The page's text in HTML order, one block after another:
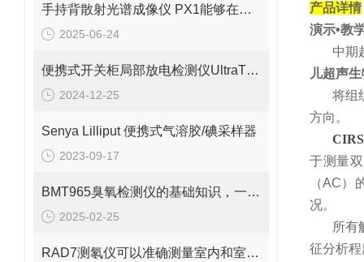
手持背散射光谱成像仪 PX1能够在短时间内生成被检测物体的图像
2025-06-24
便携式开关柜局部放电检测仪UltraTEV Plus+
2024-12-25
Senya Lilliput 便携式气溶胶/碘采样器
2023-09-17
BMT965臭氧检测仪的基础知识，一篇搞定
2025-02-25
RAD7测氡仪可以准确测量室内和室外的氡浓度
产品详情
演示•教
中期
儿超声
将组
方向。
于测量
（AC）
况。
所有
征分析